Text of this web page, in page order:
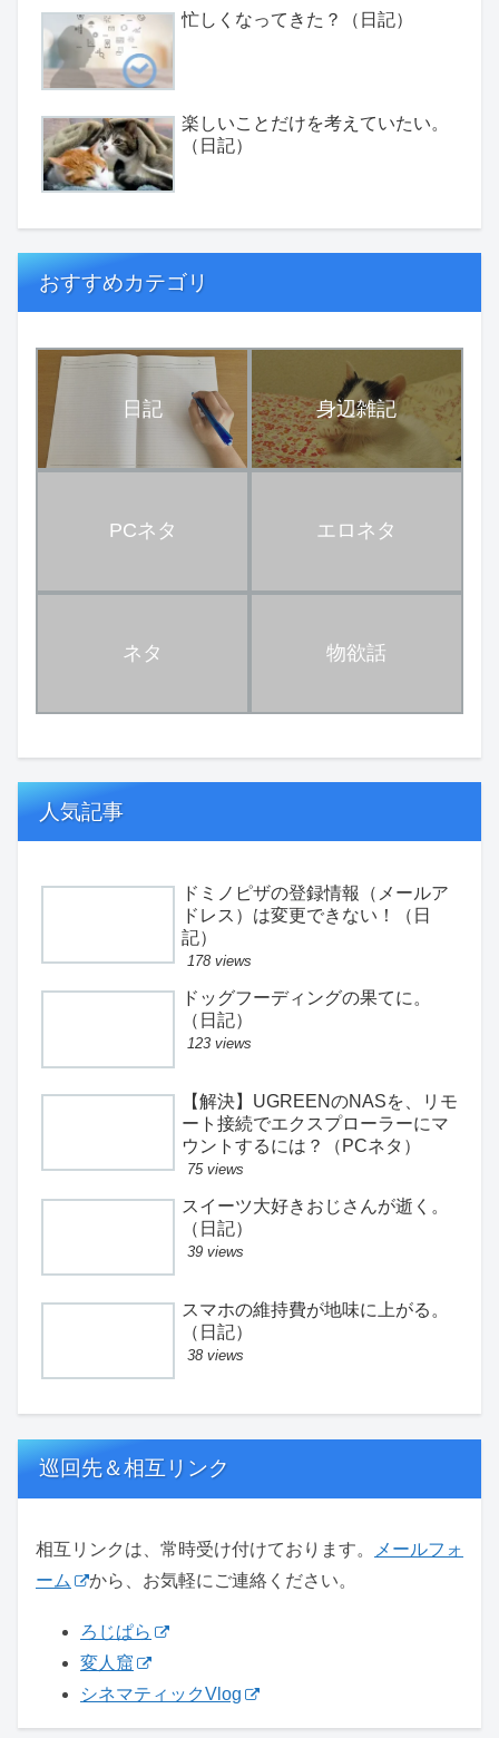
忙しくなってきた？（日記）
楽しいことだけを考えていたい。
（日記）
おすすめカテゴリ
日記 身辺雑記
PCネタ エロネタ
ネタ 物欲話
人気記事
ドミノピザの登録情報（メールア
ドレス）は変更できない！（日
記）
178 views
ドッグフーディングの果てに。
（日記）
123 views
【解決】UGREENのNASを、リモ
ート接続でエクスプローラーにマ
ウントするには？（PCネタ）
75 views
スイーツ大好きおじさんが逝く。
（日記）
39 views
スマホの維持費が地味に上がる。
（日記）
38 views
巡回先＆相互リンク
相互リンクは、常時受け付けております。
メールフォ
ーム
から、お気軽にご連絡ください。
ろじぱら
変人窟
シネマティックVlog